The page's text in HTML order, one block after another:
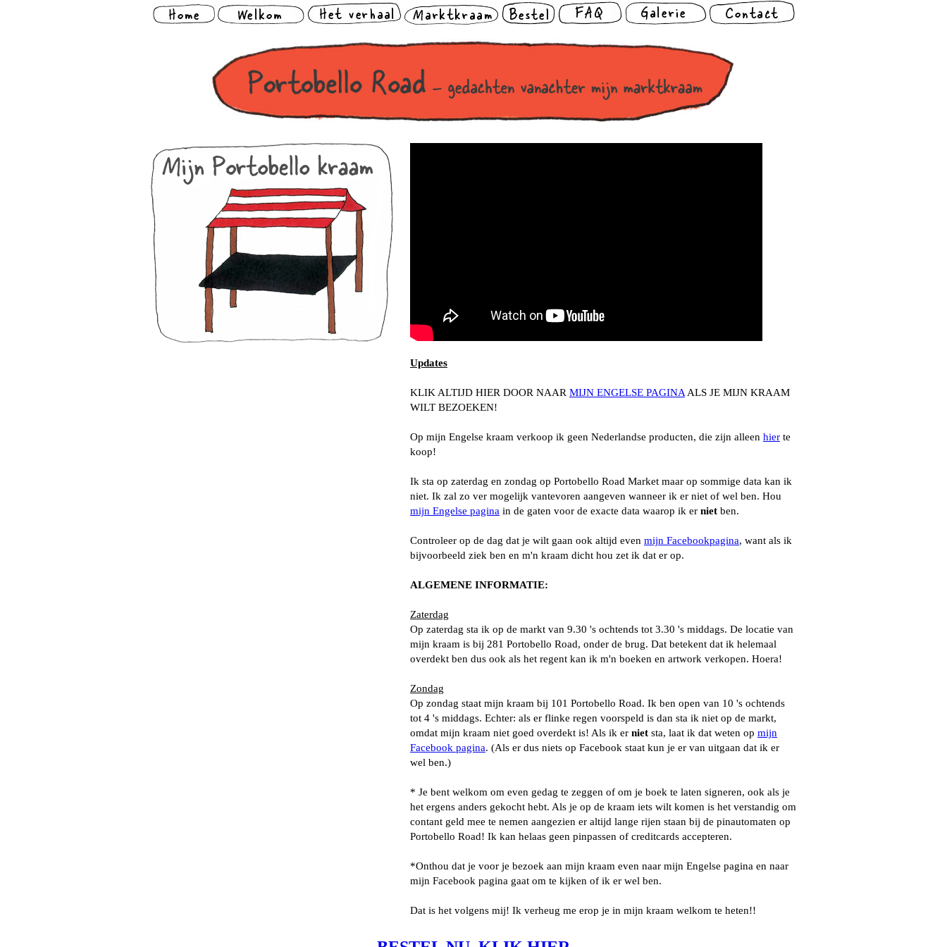
Updates
KLIK ALTIJD HIER DOOR NAAR MIJN ENGELSE PAGINA ALS JE MIJN KRAAM
WILT BEZOEKEN!
Op mijn Engelse kraam verkoop ik geen Nederlandse producten, die zijn alleen hier te
koop!
Ik sta op zaterdag en zondag op Portobello Road Market maar op sommige data kan ik
niet. Ik zal zo ver mogelijk vantevoren aangeven wanneer ik er niet of wel ben. Hou
mijn Engelse pagina in de gaten voor de exacte data waarop ik er niet ben.
Controleer op de dag dat je wilt gaan ook altijd even mijn Facebookpagina, want als ik
bijvoorbeeld ziek ben en m'n kraam dicht hou zet ik dat er op.
ALGEMENE INFORMATIE:
Zaterdag
Op zaterdag sta ik op de markt van 9.30 's ochtends tot 3.30 's middags. De locatie van
mijn kraam is bij 281 Portobello Road, onder de brug. Dat betekent dat ik helemaal
overdekt ben dus ook als het regent kan ik m'n boeken en artwork verkopen. Hoera!
Zondag
Op zondag staat mijn kraam bij 101 Portobello Road. Ik ben open van 10 's ochtends
tot 4 's middags. Echter: als er flinke regen voorspeld is dan sta ik niet op de markt,
omdat mijn kraam niet goed overdekt is! Als ik er niet sta, laat ik dat weten op mijn
Facebook pagina. (Als er dus niets op Facebook staat kun je er van uitgaan dat ik er
wel ben.)
* Je bent welkom om even gedag te zeggen of om je boek te laten signeren, ook als je
het ergens anders gekocht hebt. Als je op de kraam iets wilt komen is het verstandig om
contant geld mee te nemen aangezien er altijd lange rijen staan bij de pinautomaten op
Portobello Road! Ik kan helaas geen pinpassen of creditcards accepteren.
*Onthou dat je voor je bezoek aan mijn kraam even naar mijn Engelse pagina en naar
mijn Facebook pagina gaat om te kijken of ik er wel ben.
Dat is het volgens mij! Ik verheug me erop je in mijn kraam welkom te heten!!